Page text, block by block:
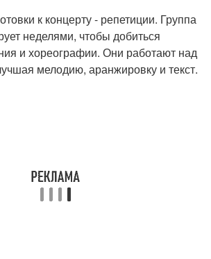
к концерту - репетиции. Группа
неделями, чтобы добиться
и хореографии. Они работают над
мелодию, аранжировку и текст.